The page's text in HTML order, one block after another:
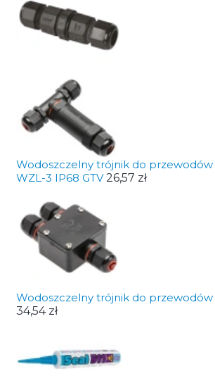
Wodoszczelny trójnik do
WZL-3 IP68 GTV26,57 zł
Wodoszczelny trójnik do
34,54 zł